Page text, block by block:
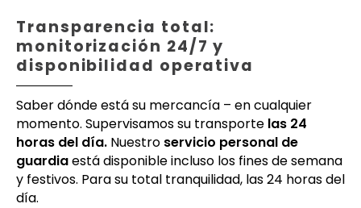
Transparencia total:
monitorización 24/7 y
disponibilidad operativa
Saber dónde está su mercancía – en cualquier
momento. Supervisamos su transporte las 24
horas del día. Nuestro servicio personal de
guardiaestá disponible incluso los fines de semana
y festivos. Para su total tranquilidad, las 24 horas del
día.